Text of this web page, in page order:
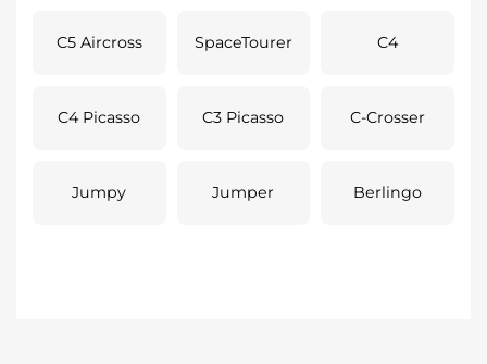
C5 Aircross SpaceTourer C4
C4 Picasso C3 Picasso C-Crosser
Jumpy Jumper Berlingo